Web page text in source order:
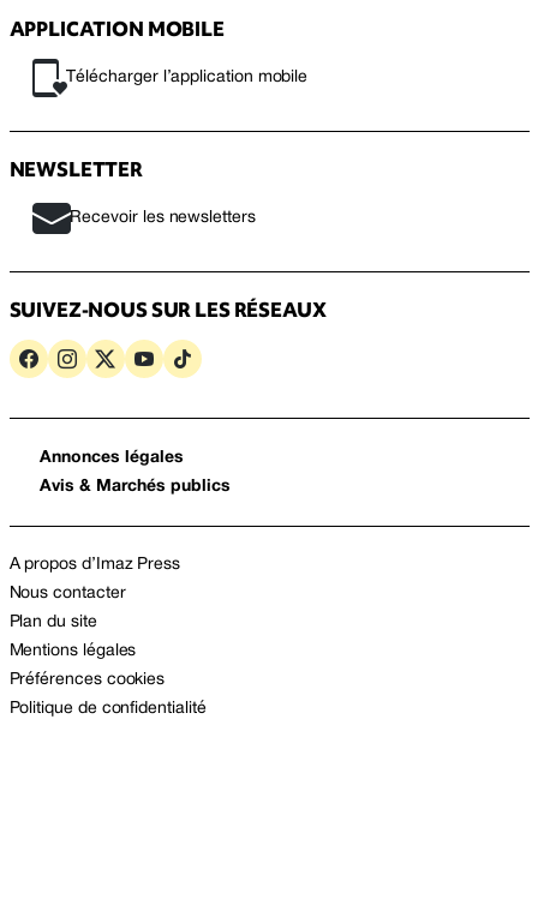
APPLICATION MOBILE
Télécharger l’application mobile
NEWSLETTER
Recevoir les newsletters
SUIVEZ-NOUS SUR LES RÉSEAUX
Annonces légales
Avis & Marchés publics
A propos d’Imaz Press
Nous contacter
Plan du site
Mentions légales
Préférences cookies
Politique de confidentialité